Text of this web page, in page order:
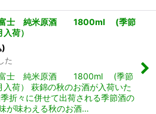
富士 純米原酒 1800ml (季節
荷）
)
た
富士 純米原酒 1800ml (季節
入荷） 萩錦の秋のお酒が入荷いた
折々に併せて出荷される季節酒の
が味わえる秋のお酒…